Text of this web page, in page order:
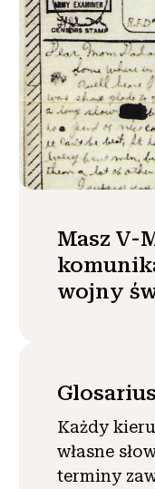
Masz V-
wojny
Każdy
własne
terminy